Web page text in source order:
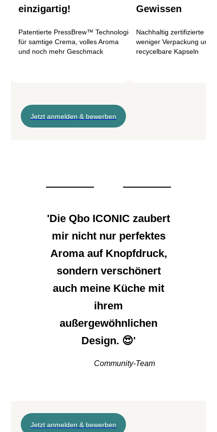
einzigartig!
Patentierte PressBrew™ Technologie
für samtige Crema, volles Aroma
und noch mehr Geschmack
Gewissen
Nachhaltig zertifizierte
weniger Verpackung und
recycelbare Kapseln
Jetzt anmelden & bewerben
'Die Qbo ICONIC zaubert
mir nicht nur perfektes
Aroma auf Knopfdruck,
sondern verschönert
auch meine Küche mit
ihrem
außergewöhnlichen
Design. 😍'
Community-Team
Jetzt anmelden & bewerben